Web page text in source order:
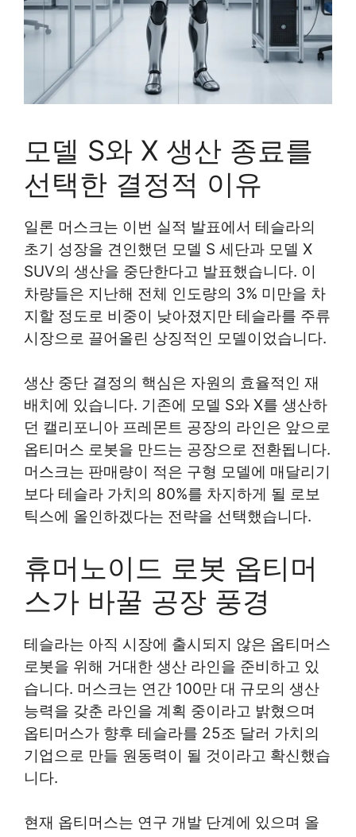
모델 S와 X 생산 종료를
선택한 결정적 이유
일론 머스크는 이번 실적 발표에서 테슬라의
초기 성장을 견인했던 모델 S 세단과 모델 X
SUV의 생산을 중단한다고 발표했습니다. 이
차량들은 지난해 전체 인도량의 3% 미만을 차
지할 정도로 비중이 낮아졌지만 테슬라를 주류
시장으로 끌어올린 상징적인 모델이었습니다.
생산 중단 결정의 핵심은 자원의 효율적인 재
배치에 있습니다. 기존에 모델 S와 X를 생산하
던 캘리포니아 프레몬트 공장의 라인은 앞으로
옵티머스 로봇을 만드는 공장으로 전환됩니다.
머스크는 판매량이 적은 구형 모델에 매달리기
보다 테슬라 가치의 80%를 차지하게 될 로보
틱스에 올인하겠다는 전략을 선택했습니다.
휴머노이드 로봇 옵티머
스가 바꿀 공장 풍경
테슬라는 아직 시장에 출시되지 않은 옵티머스
로봇을 위해 거대한 생산 라인을 준비하고 있
습니다. 머스크는 연간 100만 대 규모의 생산
능력을 갖춘 라인을 계획 중이라고 밝혔으며
옵티머스가 향후 테슬라를 25조 달러 가치의
기업으로 만들 원동력이 될 것이라고 확신했습
니다.
현재 옵티머스는 연구 개발 단계에 있으며 올